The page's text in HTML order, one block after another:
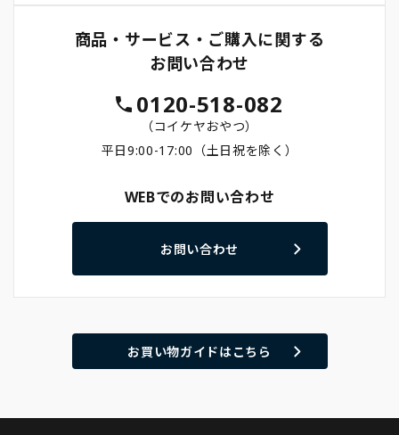
商品・サービス・ご購入に関する
お問い合わせ
0120-518-082
（コイケヤおやつ）
平日9:00-17:00（土日祝を除く）
WEBでのお問い合わせ
お問い合わせ
お買い物ガイドはこちら